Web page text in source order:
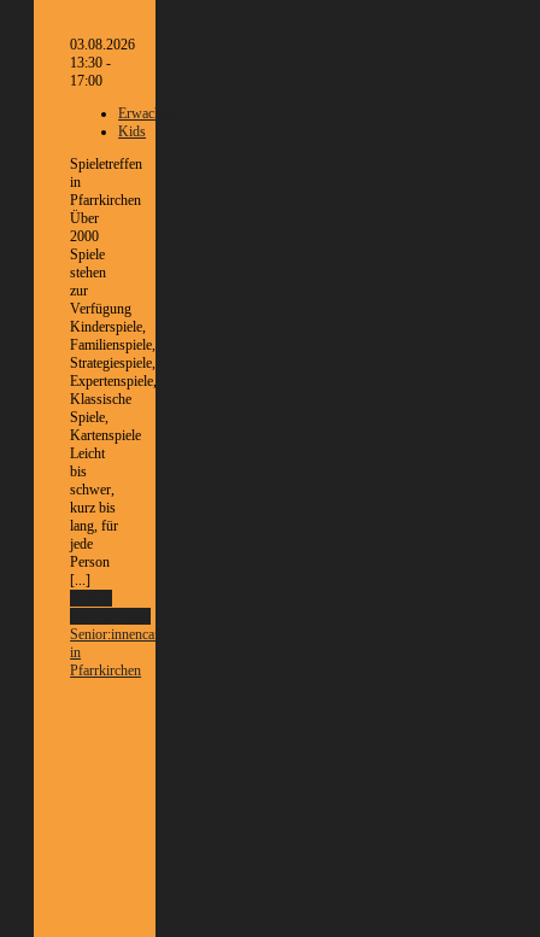
03.08.2026
13:30 -
17:00
Erwachsene
Kids
Spieletreffen
in
Pfarrkirchen
Über
2000
Spiele
stehen
zur
Verfügung
Kinderspiele,
Familienspiele,
Strategiespiele,
Expertenspiele,
Klassische
Spiele,
Kartenspiele
Leicht
bis
schwer,
kurz bis
lang, für
jede
Person
[...]
Senior:innencafé
in
Pfarrkirchen